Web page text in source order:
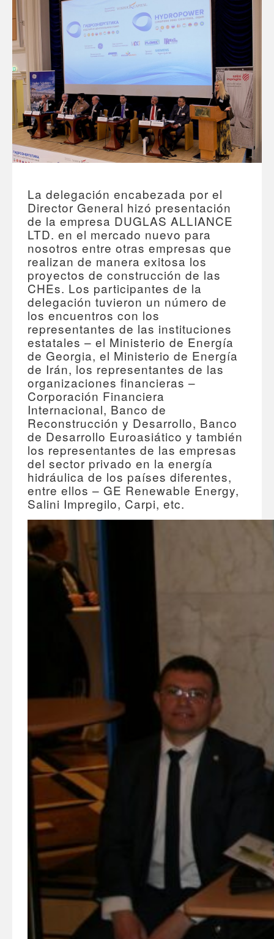
La delegación encabezada por el
Director General hizó presentación
de la empresa DUGLAS ALLIANCE
LTD. en el mercado nuevo para
nosotros entre otras empresas que
realizan de manera exitosa los
proyectos de construcción de las
CHEs. Los participantes de la
delegación tuvieron un número de
los encuentros con los
representantes de las instituciones
estatales – el Ministerio de Energía
de Georgia, el Ministerio de Energía
de Irán, los representantes de las
organizaciones financieras –
Corporación Financiera
Internacional, Banco de
Reconstrucción y Desarrollo, Banco
de Desarrollo Euroasiático y también
los representantes de las empresas
del sector privado en la energía
hidráulica de los países diferentes,
entre ellos – GE Renewable Energy,
Salini Impregilo, Carpi, etc.